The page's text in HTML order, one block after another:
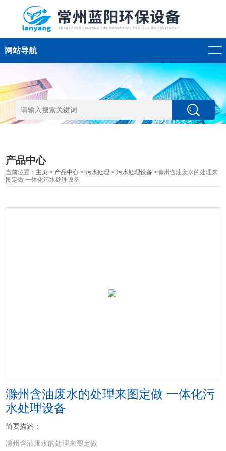
网站导航
产品中心
当前位置： 主页 > 产品中心 >污水处理 >污水处理设备 >滁州含油废水的处理来
图定做 一体化污水处理设备
滁州含油废水的处理来图定做 一体化污
水处理设备
简要描述：
滁州含油废水的处理来图定做